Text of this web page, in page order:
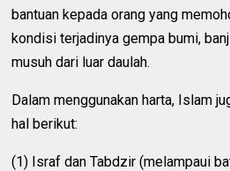
bantuan kepada orang yang
kondisi terjadinya gempa bumi,
musuh dari luar daulah.
Dalam menggunakan harta, Islam
hal berikut:
(1) Israf dan Tabdzir (melampaui